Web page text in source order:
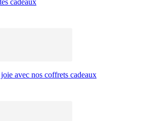
cadeaux
avec nos coffrets cadeaux